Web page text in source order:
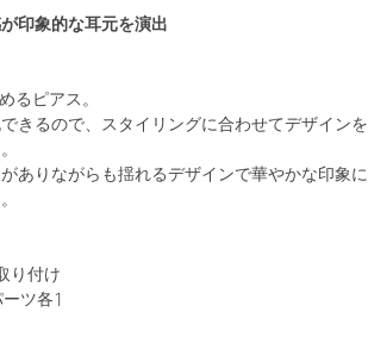
印象的な耳元を演出
るピアス。
きるので、スタイリングに合わせてデザインを
ありながらも揺れるデザインで華やかな印象に
り付け
ツ各1